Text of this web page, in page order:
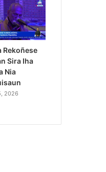
Rekoñese
Sira Iha
Nia
2026